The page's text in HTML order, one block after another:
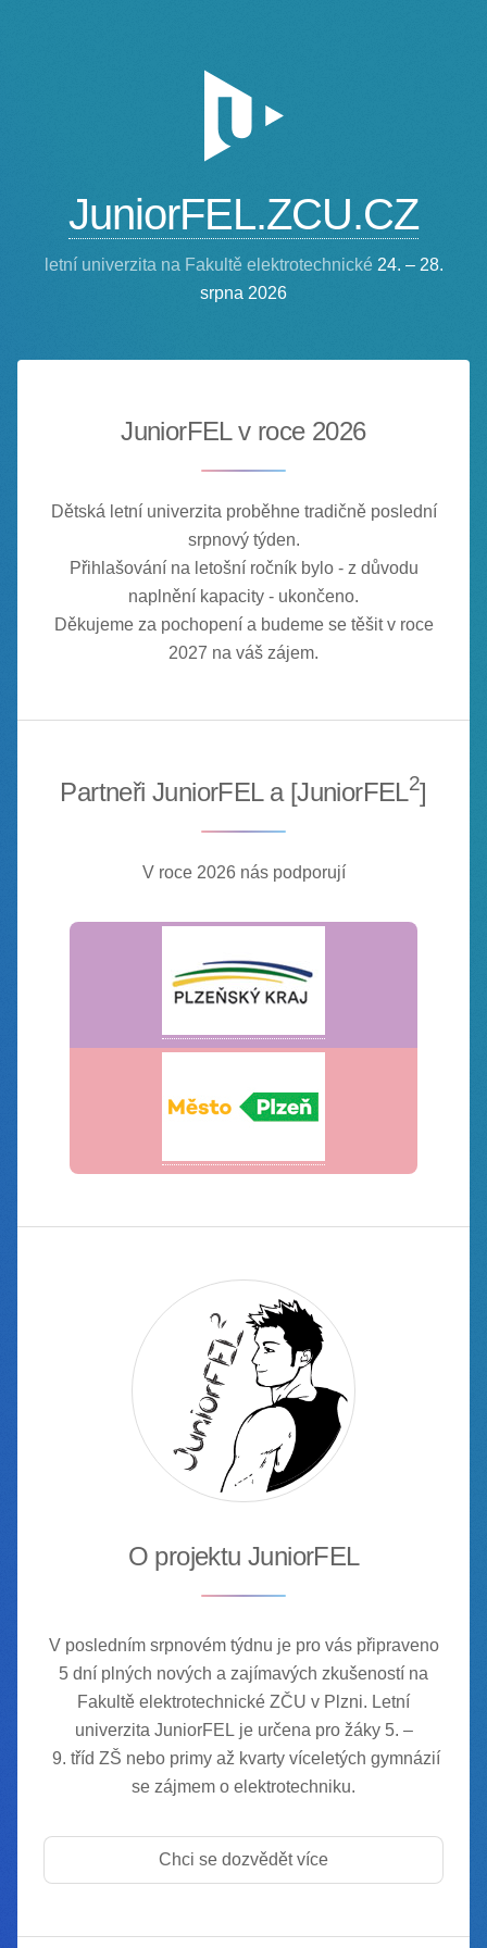
JuniorFEL.ZCU.CZ
letní univerzita na Fakultě elektrotechnické 24. – 28.
srpna 2026
JuniorFEL v roce 2026
Dětská letní univerzita proběhne tradičně poslední
srpnový týden.
Přihlašování na letošní ročník bylo - z důvodu
naplnění kapacity - ukončeno.
Děkujeme za pochopení a budeme se těšit v roce
2027 na váš zájem.
Partneři JuniorFEL a [JuniorFEL2]
V roce 2026 nás podporují
O projektu JuniorFEL
V posledním srpnovém týdnu je pro vás připraveno
5 dní plných nových a zajímavých zkušeností na
Fakultě elektrotechnické ZČU v Plzni. Letní
univerzita JuniorFEL je určena pro žáky 5. –
9. tříd ZŠ nebo primy až kvartyvíceletých gymnázií
se zájmem o elektrotechniku.
Chci se dozvědět více